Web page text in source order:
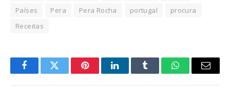
Países
Pera Pera Rocha portugal
procura
Receitas
FacebookTwitter PinterestLinkedInTumblr WhatsAppEmail